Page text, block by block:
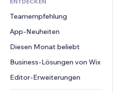
E-Mail
Gutscheine & Treuebonus
Lagerlösungen
Speisen & Getränke
Buchungen
Fotografie
Video
PDF
Dateifreigabe
News
Uhr
Seiten-Vorlagen
Bildeffekte
Buttons & Menüs
Banner & Abzeichen
Taschenrechner
Suche
Umfragen
Chat
Kommentare
Telefon
Community
Bewertungen und Feedback
Teamempfehlung
App-Neuheiten
Diesen Monat beliebt
Business-Lösungen von Wix
Editor-Erweiterungen